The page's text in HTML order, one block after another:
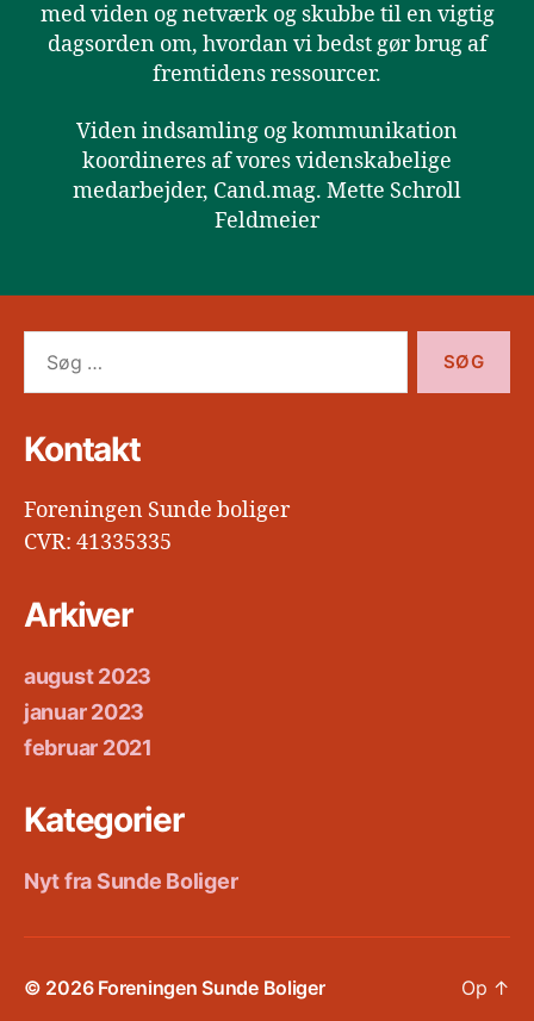
med viden og netværk og skubbe til en vigtig
dagsorden om, hvordan vi bedst gør brug af
fremtidens ressourcer.
Viden indsamling og kommunikation
koordineres af vores videnskabelige
medarbejder, Cand.mag. Mette Schroll
Feldmeier
efter:
Kontakt
Foreningen Sunde boliger
CVR: 41335335
Arkiver
august 2023
januar 2023
februar 2021
Kategorier
Nyt fra Sunde Boliger
© 2026 Foreningen Sunde Boliger Op ↑